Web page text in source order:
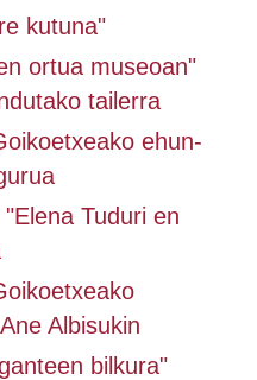
kutuna"
ortua museoan"
tailerra
ehun-
Tuduri en
Albisukin
bilkura"